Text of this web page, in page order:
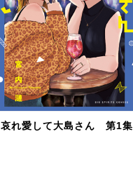
哀れ愛して大島さん 第1集